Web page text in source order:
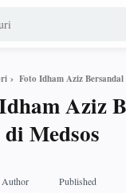
Foto Idham Aziz
Aziz
Medsos